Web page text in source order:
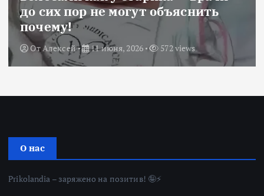
до сих пор не могут объяснить
почему!
ОтАлексей 11 июня, 2026 572 views
О нас
Prikolandia – заряжено на позитив! 🤪⚡